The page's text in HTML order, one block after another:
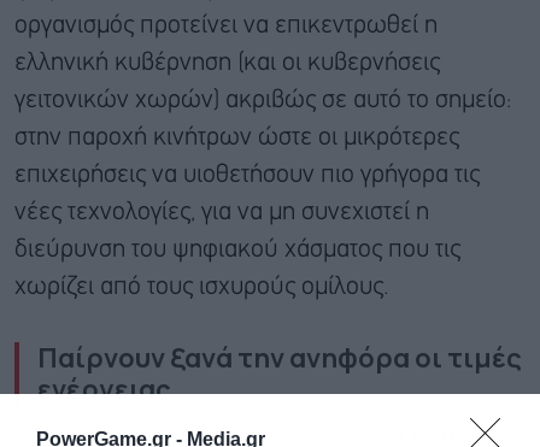
PowerGame.gr - Media.gr
οργανισμός προτείνει να επικεντρωθεί η
ελληνική κυβέρνηση (και οι κυβερνήσεις
γειτονικών χωρών) ακριβώς σε αυτό το σημείο:
στην παροχή κινήτρων ώστε οι μικρότερες
επιχειρήσεις να υιοθετήσουν πιο γρήγορα τις
νέες τεχνολογίες, για να μη συνεχιστεί η
διεύρυνση του ψηφιακού χάσματος που τις
χωρίζει από τους ισχυρούς ομίλους.
Παίρνουν ξανά την ανηφόρα οι τιμές
ενέργειας
– Η μέση χονδρική του ρεύματος από τις αρχές